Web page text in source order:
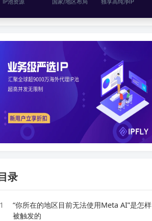
IP池资源 国家/地区布局 独享高纯净IP
录
1
“你所在的地区目前无法使用Meta AI”是怎样
被触发的